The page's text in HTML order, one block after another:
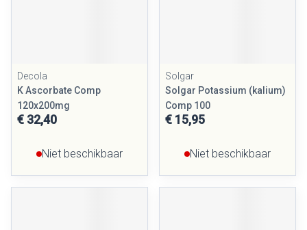
Decola
K Ascorbate Comp
120x200mg
€ 32,40
Niet beschikbaar
Solgar
Solgar Potassium (kalium)
Comp 100
€ 15,95
Niet beschikbaar